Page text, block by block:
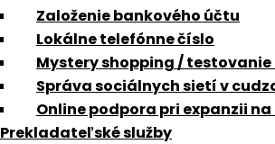
Založenie bankového účtu
Lokálne telefónne číslo
Mystery shopping /
Správa sociálnych sietí v
Online podpora pri expanzii
Prekladateľské služby